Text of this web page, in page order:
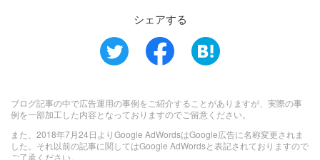
シェアする
ブログ記事の中で広告運用の事例をご紹介することがありますが、実際の事
例を一部加工した内容となっておりますのでご留意ください。
また、2018年7月24日よりGoogle AdWordsはGoogle広告に名称変更されま
した。それ以前の記事に関してはGoogle AdWordsと表記されておりますので
ご了承ください。